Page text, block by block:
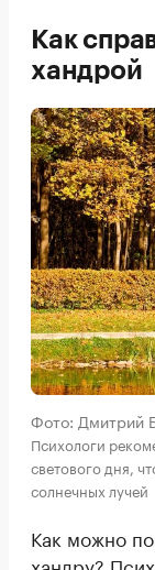
Как
хандрой
Фото: Дмитрий
Психологи
светового дня,
солнечных лучей
Как можно